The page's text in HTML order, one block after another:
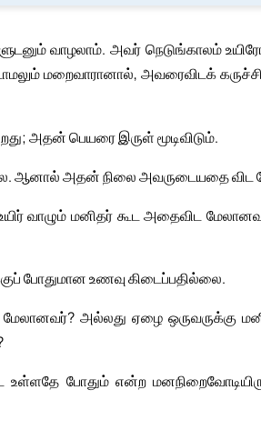
வாழலாம். அவர் நெடுங்காலம்
மறைவாரானால், அவரைவிடக்
அதன் பெயரை இருள் மூடிவிடும்.
ஆனால் அதன் நிலை அவருடையதை விட
வாழும் மனிதர் கூட அதைவிட
போதுமான உணவு கிடைப்பதில்லை.
அல்லது ஏழை ஒருவருக்கு
போதும் என்ற